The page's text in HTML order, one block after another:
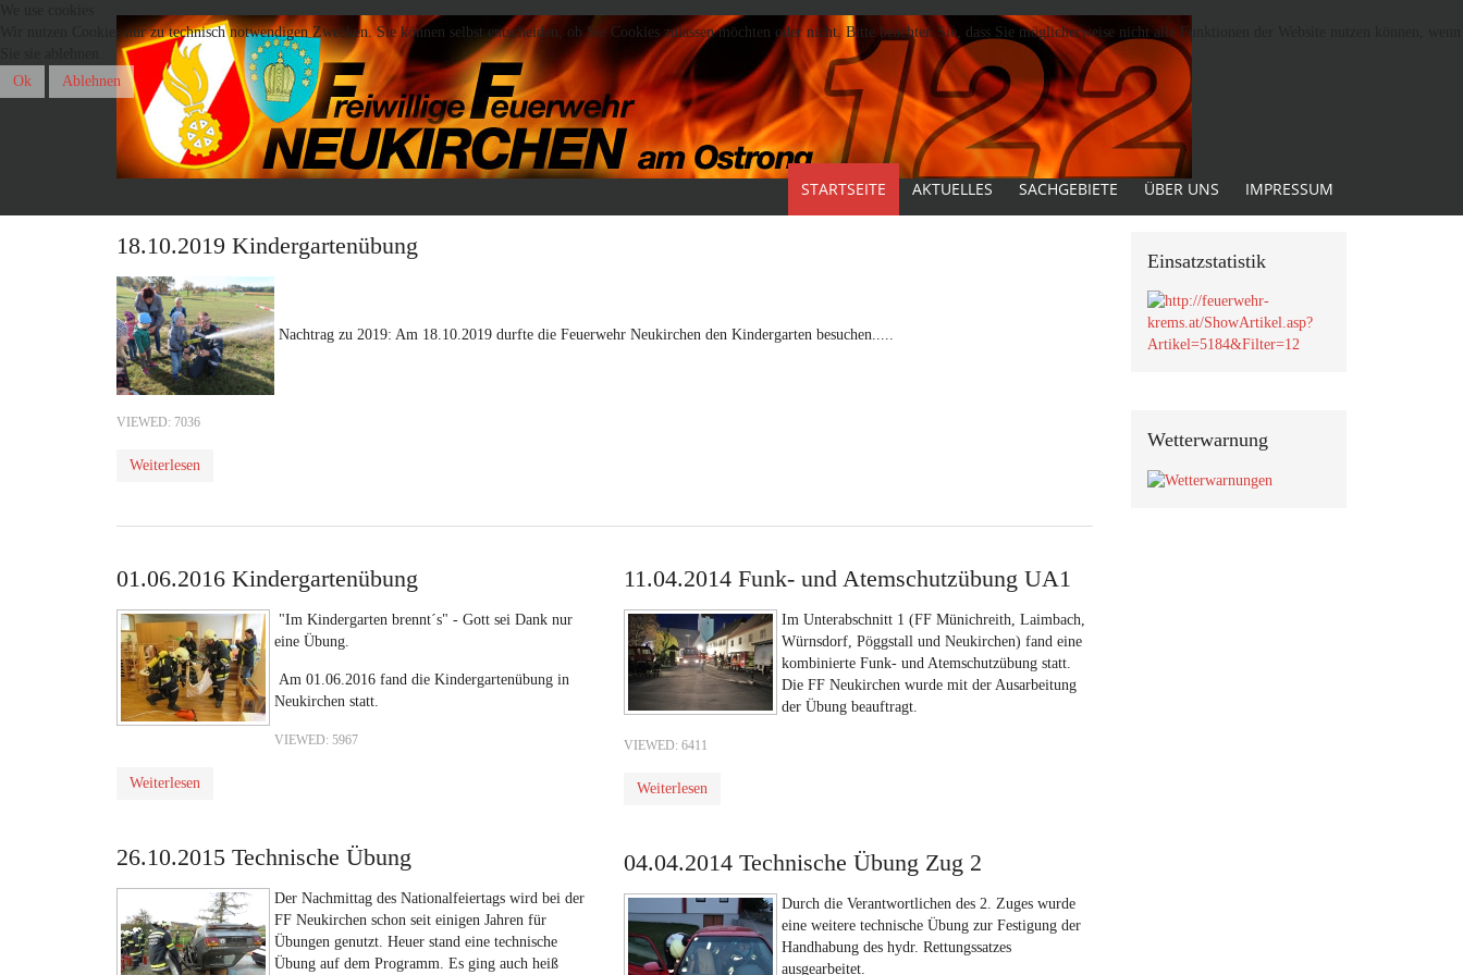
STARTSEITE AKTUELLES SACHGEBIETE ÜBER UNS IMPRESSUM
18.10.2019 Kindergartenübung
Nachtrag zu 2019: Am 18.10.2019 durfte die Feuerwehr Neukirchen den Kindergarten besuchen.....
VIEWED: 7036
Weiterlesen
01.06.2016 Kindergartenübung
"Im Kindergarten brennt´s" - Gott sei Dank nur
eine Übung.
Am 01.06.2016 fand die Kindergartenübung in
Neukirchen statt.
VIEWED: 5967
Weiterlesen
26.10.2015 Technische Übung
Der Nachmittag des Nationalfeiertags wird bei der
FF Neukirchen schon seit einigen Jahren für
Übungen genutzt. Heuer stand eine technische
Übung auf dem Programm. Es ging auch heiß
11.04.2014 Funk- und Atemschutzübung UA1
Im Unterabschnitt 1 (FF Münichreith, Laimbach,
Würnsdorf, Pöggstall und Neukirchen) fand eine
kombinierte Funk- und Atemschutzübung statt.
Die FF Neukirchen wurde mit der Ausarbeitung
der Übung beauftragt.
VIEWED: 6411
Weiterlesen
04.04.2014 Technische Übung Zug 2
Durch die Verantwortlichen des 2. Zuges wurde
eine weitere technische Übung zur Festigung der
Handhabung des hydr. Rettungssatzes
ausgearbeitet.
Einsatzstatistik
Wetterwarnung
Wir nutzen Cookies nur zu technisch notwendigen Zwecken. Sie können selbst entscheiden, ob Sie Cookies zulassen möchten oder nicht. Bitte beachten Sie, dass Sie möglicherweise nicht alle Funktionen der Website nutzen können, wenn
Ok
Ablehnen